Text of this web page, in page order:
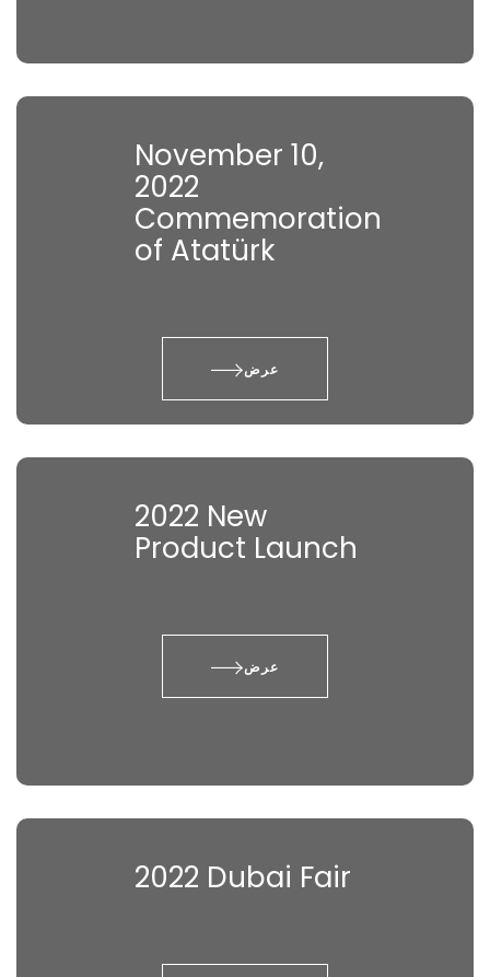
November 10,
2022
Commemoration
of Atatürk
عرض
2022 New
Product Launch
عرض
2022 Dubai Fair